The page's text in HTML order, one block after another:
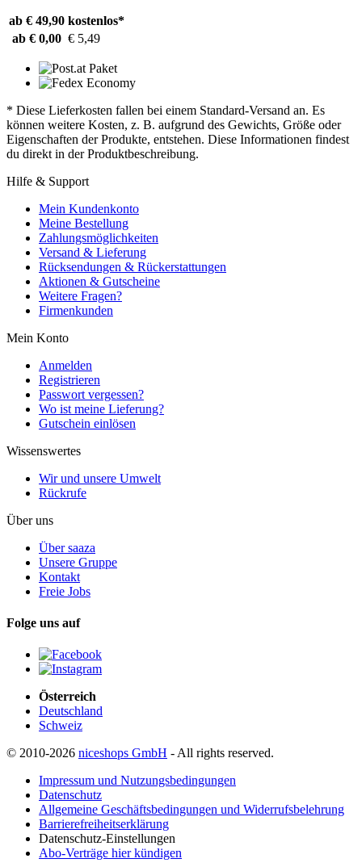
ab € 49,90 kostenlos*
ab € 0,00 € 5,49
* Diese Lieferkosten fallen bei einem Standard-Versand an. Es
können weitere Kosten, z. B. aufgrund des Gewichts, Größe oder
Eigenschaften der Produkte, entstehen. Diese Informationen findest
du direkt in der Produktbeschreibung.
Hilfe & Support
Mein Kundenkonto
Meine Bestellung
Zahlungsmöglichkeiten
Versand & Lieferung
Rücksendungen & Rückerstattungen
Aktionen & Gutscheine
Weitere Fragen?
Firmenkunden
Mein Konto
Anmelden
Registrieren
Passwort vergessen?
Wo ist meine Lieferung?
Gutschein einlösen
Wissenswertes
Wir und unsere Umwelt
Rückrufe
Über uns
Über saaza
Unsere Gruppe
Kontakt
Freie Jobs
Folge uns auf
Österreich
Deutschland
Schweiz
© 2010-2026 niceshops GmbH - All rights reserved.
Impressum und Nutzungsbedingungen
Datenschutz
Allgemeine Geschäftsbedingungen und Widerrufsbelehrung
Barrierefreiheitserklärung
Datenschutz-Einstellungen
Abo-Verträge hier kündigen